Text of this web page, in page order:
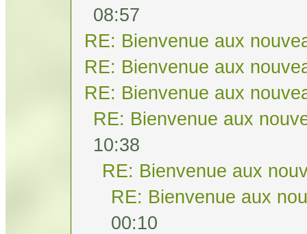
08:57
RE: Bienvenue aux
RE: Bienvenue aux
RE: Bienvenue aux
RE: Bienvenue aux
10:38
RE: Bienvenue aux
RE: Bienvenue aux
00:10